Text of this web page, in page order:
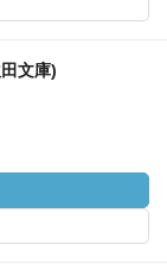
文庫)